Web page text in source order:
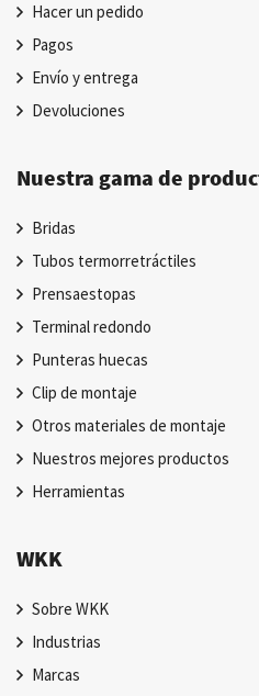
Hacer un pedido
Pagos
Envío y entrega
Devoluciones
Nuestra gama de
Bridas
Tubos termorretráctiles
Prensaestopas
Terminal redondo
Punteras huecas
Clip de montaje
Otros materiales de montaje
Nuestros mejores productos
Herramientas
WKK
Sobre WKK
Industrias
Marcas